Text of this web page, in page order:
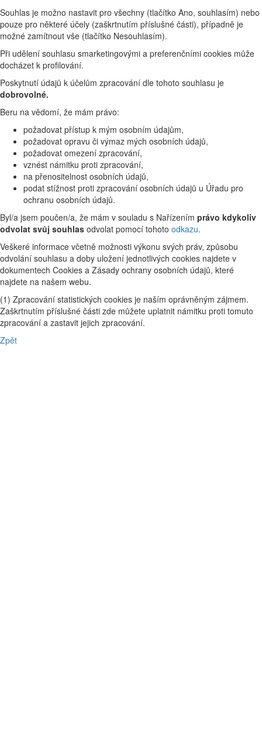
Souhlas je možno nastavit pro všechny (tlačítko Ano, souhlasím) nebo
pouze pro některé účely (zaškrtnutím příslušné části), případně je
možné zamítnout vše (tlačítko Nesouhlasím).
Při udělení souhlasu smarketingovými a preferenčními cookies může
docházet k profilování.
Poskytnutí údajů k účelům zpracování dle tohoto souhlasu je
dobrovolné.
Beru na vědomí, že mám právo:
požadovat přístup k mým osobním údajům,
požadovat opravu či výmaz mých osobních údajů,
požadovat omezení zpracování,
vznést námitku proti zpracování,
na přenositelnost osobních údajů,
podat stížnost proti zpracování osobních údajů u Úřadu pro
ochranu osobních údajů.
Byl/a jsem poučen/a, že mám v souladu s Nařízením právo kdykoliv
odvolat svůj souhlas odvolat pomocí tohoto odkazu.
Veškeré informace včetně možnosti výkonu svých práv, způsobu
odvolání souhlasu a doby uložení jednotlivých cookies najdete v
dokumentech Cookies a Zásady ochrany osobních údajů, které
najdete na našem webu.
(1) Zpracování statistických cookies je naším oprávněným zájmem.
Zaškrtnutím příslušné části zde můžete uplatnit námitku proti tomuto
zpracování a zastavit jejich zpracování.
Zpět